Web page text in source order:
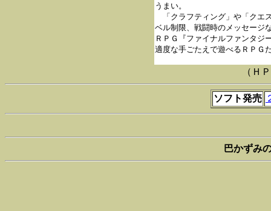
うまい。
「クラフティング」や「クエ
ベル制限、戦闘時のメッセージ
ＲＰＧ『ファイナルファンタ
適度な手ごたえで遊べるＲＰＧ
（Ｈ
ソフト発売
巴かずみ